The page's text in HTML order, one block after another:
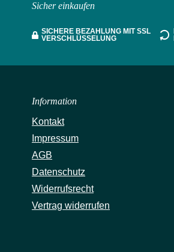
Sicher einkaufen
SICHERE BEZAHLUNG MIT SSL
VERSCHLÜSSELUNG
Information
Kontakt
Impressum
AGB
Datenschutz
Widerrufsrecht
Vertrag widerrufen